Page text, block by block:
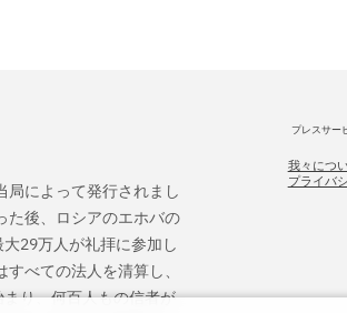
によって発行されまし
た後、ロシアのエホバの
29万人が礼拝に参加し
べての法人を清算し、
り、何百人もの信者が
プレスサー
我々につ
プライバ